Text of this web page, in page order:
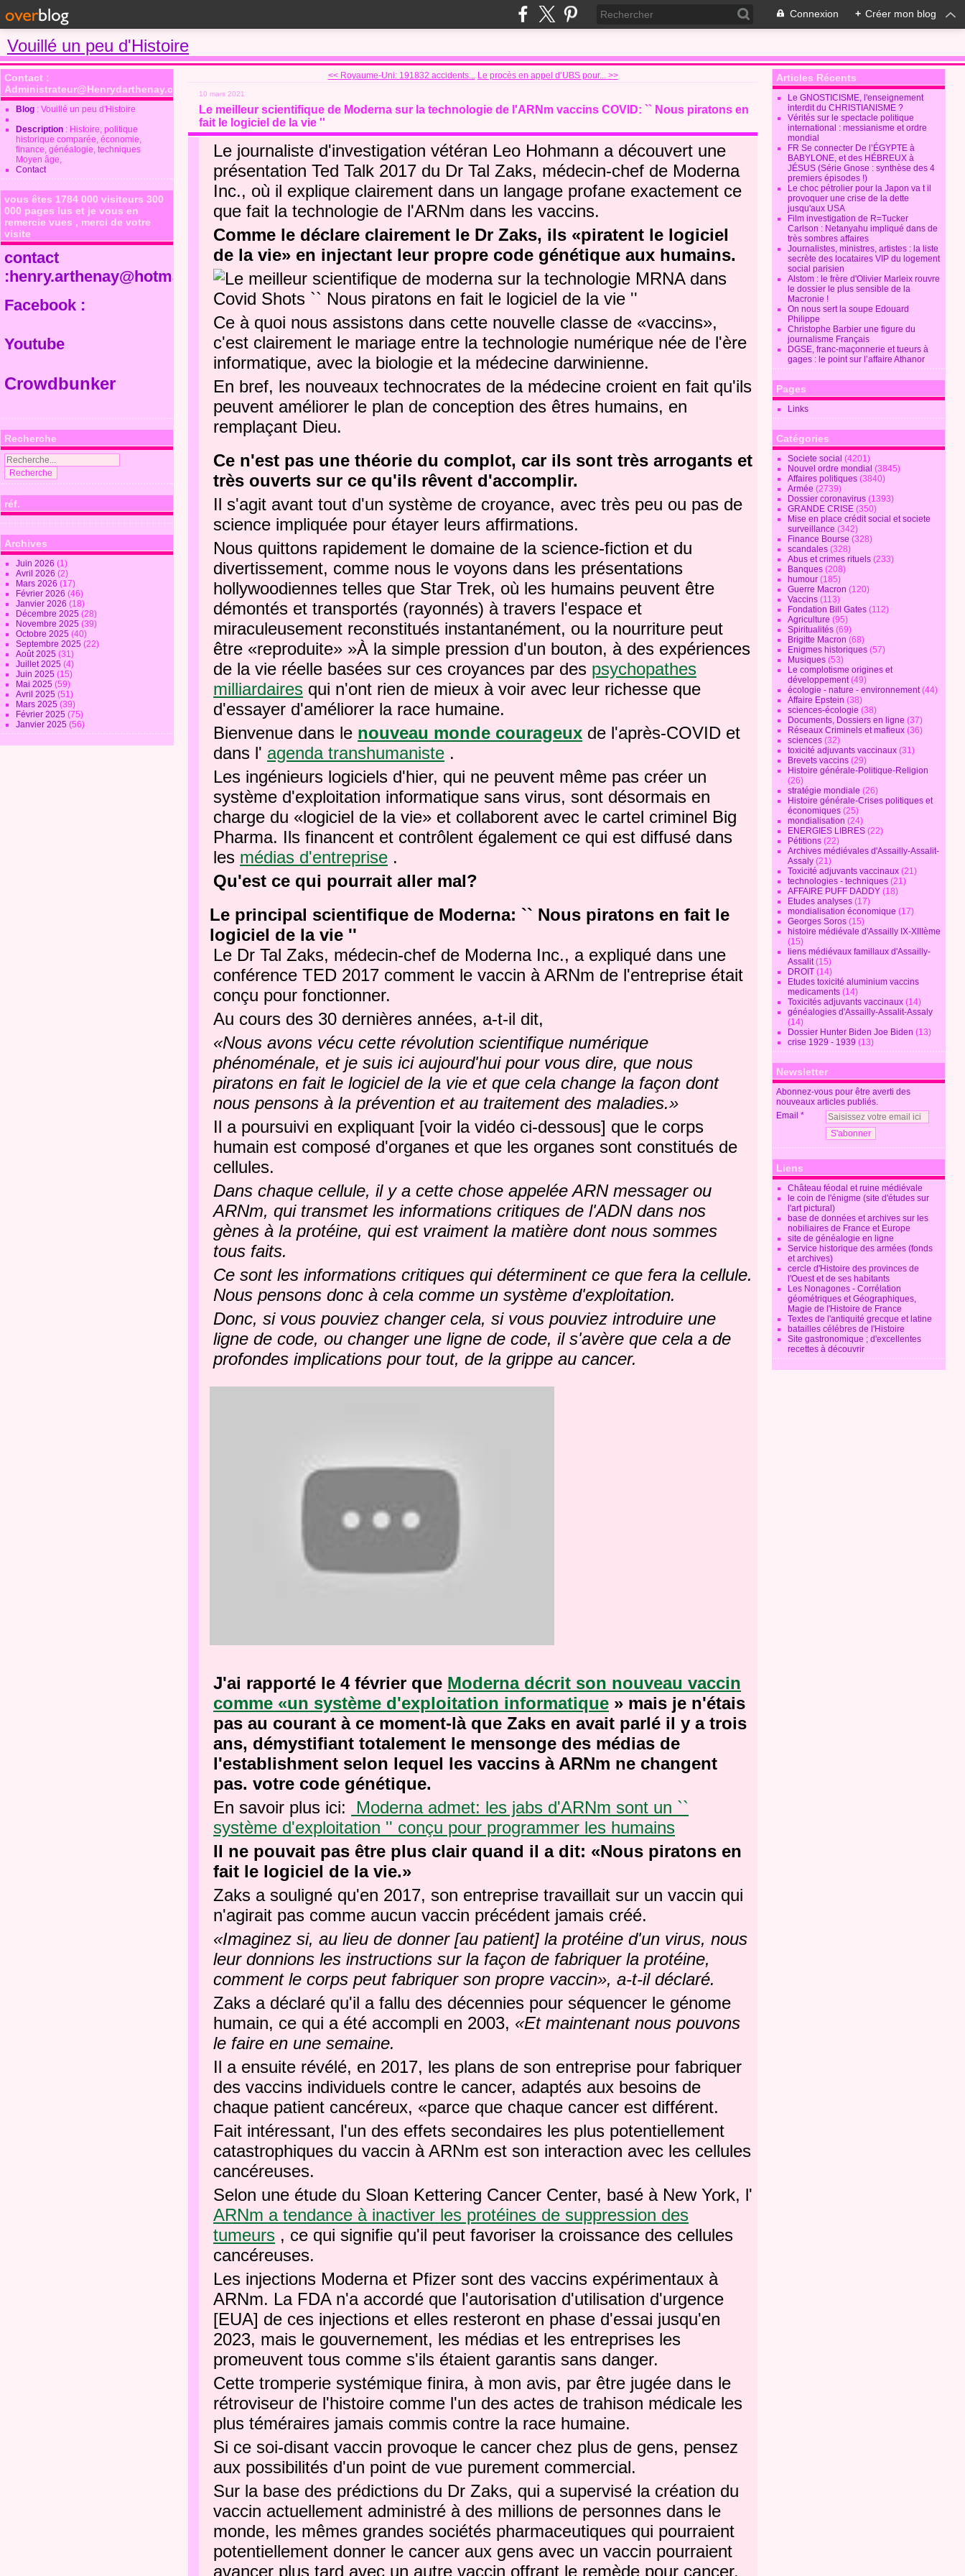
Connexion + Créer mon blog
Vouillé un peu d'Histoire
Contact :
Administrateur@Henrydarthenay.com
Blog : Vouillé un peu d'Histoire
Description : Histoire, politique
historique comparée, économie,
finance, généalogie, techniques
Moyen âge,
Contact
vous êtes 1784 000 visiteurs 300
000 pages lus et je vous en
remercie vues , merci de votre
visite
contact
:henry.arthenay@hotmail.fr
Facebook :
Youtube
Crowdbunker
Recherche
réf.
Archives
Juin 2026(1)
Avril 2026(2)
Mars 2026(17)
Février 2026(46)
Janvier 2026(18)
Décembre 2025(28)
Novembre 2025(39)
Octobre 2025(40)
Septembre 2025(22)
Août 2025(31)
Juillet 2025(4)
Juin 2025(15)
Mai 2025(59)
Avril 2025(51)
Mars 2025(39)
Février 2025(75)
Janvier 2025(56)
<< Royaume-Uni: 191832 accidents... Le procès en appel d’UBS pour... >>
10 mars 2021
Le meilleur scientifique de Moderna sur la technologie de l'ARNm vaccins COVID: `` Nous piratons en
fait le logiciel de la vie ''
Le journaliste d'investigation vétéran Leo Hohmann a découvert une
présentation Ted Talk 2017 du Dr Tal Zaks, médecin-chef de Moderna
Inc., où il explique clairement dans un langage profane exactement ce
que fait la technologie de l'ARNm dans les vaccins.
Comme le déclare clairement le Dr Zaks, ils «piratent le logiciel
de la vie» en injectant leur propre code génétique aux humains.
Ce à quoi nous assistons dans cette nouvelle classe de «vaccins»,
c'est clairement le mariage entre la technologie numérique née de l'ère
informatique, avec la biologie et la médecine darwinienne.
En bref, les nouveaux technocrates de la médecine croient en fait qu'ils
peuvent améliorer le plan de conception des êtres humains, en
remplaçant Dieu.
Ce n'est pas une théorie du complot, car ils sont très arrogants et
très ouverts sur ce qu'ils rêvent d'accomplir.
Il s'agit avant tout d'un système de croyance, avec très peu ou pas de
science impliquée pour étayer leurs affirmations.
Nous quittons rapidement le domaine de la science-fiction et du
divertissement, comme nous le voyons dans les présentations
hollywoodiennes telles que Star Trek, où les humains peuvent être
démontés et transportés (rayonnés) à travers l'espace et
miraculeusement reconstitués instantanément, ou la nourriture peut
être «reproduite» »À la simple pression d'un bouton, à des expériences
de la vie réelle basées sur ces croyances par des psychopathes
milliardaires qui n'ont rien de mieux à voir avec leur richesse que
d'essayer d'améliorer la race humaine.
Bienvenue dans le nouveau monde courageux de l'après-COVID et
dans l' agenda transhumaniste .
Les ingénieurs logiciels d'hier, qui ne peuvent même pas créer un
système d'exploitation informatique sans virus, sont désormais en
charge du «logiciel de la vie» et collaborent avec le cartel criminel Big
Pharma. Ils financent et contrôlent également ce qui est diffusé dans
les médias d'entreprise .
Qu'est ce qui pourrait aller mal?
Le principal scientifique de Moderna: `` Nous piratons en fait le
logiciel de la vie ''
Le Dr Tal Zaks, médecin-chef de Moderna Inc., a expliqué dans une
conférence TED 2017 comment le vaccin à ARNm de l'entreprise était
conçu pour fonctionner.
Au cours des 30 dernières années, a-t-il dit,
«Nous avons vécu cette révolution scientifique numérique
phénoménale, et je suis ici aujourd'hui pour vous dire, que nous
piratons en fait le logiciel de la vie et que cela change la façon dont
nous pensons à la prévention et au traitement des maladies.»
Il a poursuivi en expliquant [voir la vidéo ci-dessous] que le corps
humain est composé d'organes et que les organes sont constitués de
cellules.
Dans chaque cellule, il y a cette chose appelée ARN messager ou
ARNm, qui transmet les informations critiques de l'ADN dans nos
gènes à la protéine, qui est vraiment la matière dont nous sommes
tous faits.
Ce sont les informations critiques qui déterminent ce que fera la cellule.
Nous pensons donc à cela comme un système d'exploitation.
Donc, si vous pouviez changer cela, si vous pouviez introduire une
ligne de code, ou changer une ligne de code, il s'avère que cela a de
profondes implications pour tout, de la grippe au cancer.
J'ai rapporté le 4 février que Moderna décrit son nouveau vaccin
comme «un système d'exploitation informatique » mais je n'étais
pas au courant à ce moment-là que Zaks en avait parlé il y a trois
ans, démystifiant totalement le mensonge des médias de
l'establishment selon lequel les vaccins à ARNm ne changent
pas. votre code génétique.
En savoir plus ici:
Moderna admet: les jabs d'ARNm sont un ``
système d'exploitation '' conçu pour programmer les humains
Il ne pouvait pas être plus clair quand il a dit: «Nous piratons en
fait le logiciel de la vie.»
Zaks a souligné qu'en 2017, son entreprise travaillait sur un vaccin qui
n'agirait pas comme aucun vaccin précédent jamais créé.
«Imaginez si, au lieu de donner [au patient] la protéine d'un virus, nous
leur donnions les instructions sur la façon de fabriquer la protéine,
comment le corps peut fabriquer son propre vaccin», a-t-il déclaré.
Zaks a déclaré qu'il a fallu des décennies pour séquencer le génome
humain, ce qui a été accompli en 2003, «Et maintenant nous pouvons
le faire en une semaine.
Il a ensuite révélé, en 2017, les plans de son entreprise pour fabriquer
des vaccins individuels contre le cancer, adaptés aux besoins de
chaque patient cancéreux, «parce que chaque cancer est différent.
Fait intéressant, l'un des effets secondaires les plus potentiellement
catastrophiques du vaccin à ARNm est son interaction avec les cellules
cancéreuses.
Selon une étude du Sloan Kettering Cancer Center, basé à New York, l'
ARNm a tendance à inactiver les protéines de suppression des
tumeurs , ce qui signifie qu'il peut favoriser la croissance des cellules
cancéreuses.
Les injections Moderna et Pfizer sont des vaccins expérimentaux à
ARNm. La FDA n'a accordé que l'autorisation d'utilisation d'urgence
[EUA] de ces injections et elles resteront en phase d'essai jusqu'en
2023, mais le gouvernement, les médias et les entreprises les
promeuvent tous comme s'ils étaient garantis sans danger.
Cette tromperie systémique finira, à mon avis, par être jugée dans le
rétroviseur de l'histoire comme l'un des actes de trahison médicale les
plus téméraires jamais commis contre la race humaine.
Si ce soi-disant vaccin provoque le cancer chez plus de gens, pensez
aux possibilités d'un point de vue purement commercial.
Sur la base des prédictions du Dr Zaks, qui a supervisé la création du
vaccin actuellement administré à des millions de personnes dans le
monde, les mêmes grandes sociétés pharmaceutiques qui pourraient
potentiellement donner le cancer aux gens avec un vaccin pourraient
avancer plus tard avec un autre vaccin offrant le remède pour cancer.
Articles Récents
Le GNOSTICISME, l'enseignement
interdit du CHRISTIANISME ?
Vérités sur le spectacle politique
international : messianisme et ordre
mondial
FR Se connecter De l’ÉGYPTE à
BABYLONE, et des HÉBREUX à
JÉSUS (Série Gnose : synthèse des 4
premiers épisodes !)
Le choc pétrolier pour la Japon va t il
provoquer une crise de la dette
jusqu'aux USA
Film investigation de R=Tucker
Carlson : Netanyahu impliqué dans de
très sombres affaires
Journalistes, ministres, artistes : la liste
secrète des locataires VIP du logement
social parisien
Alstom : le frère d'Olivier Marleix rouvre
le dossier le plus sensible de la
Macronie !
On nous sert la soupe Edouard
Philippe
Christophe Barbier une figure du
journalisme Français
DGSE, franc-maçonnerie et tueurs à
gages : le point sur l’affaire Athanor
Pages
Links
Catégories
Societe social (4201)
Nouvel ordre mondial (3845)
Affaires politiques (3840)
Armée (2739)
Dossier coronavirus (1393)
GRANDE CRISE (350)
Mise en place crédit social et societe
surveillance (342)
Finance Bourse (328)
scandales (328)
Abus et crimes rituels (233)
Banques (208)
humour (185)
Guerre Macron (120)
Vaccins (113)
Fondation Bill Gates (112)
Agriculture (95)
Spiritualités (69)
Brigitte Macron (68)
Enigmes historiques (57)
Musiques (53)
Le complotisme origines et
développement(49)
écologie - nature - environnement(44)
Affaire Epstein (38)
sciences-écologie (38)
Documents, Dossiers en ligne (37)
Réseaux Criminels et mafieux (36)
sciences (32)
toxicité adjuvants vaccinaux (31)
Brevets vaccins (29)
Histoire générale-Politique-Religion
(26)
stratégie mondiale (26)
Histoire générale-Crises politiques et
économiques (25)
mondialisation (24)
ENERGIES LIBRES (22)
Pétitions (22)
Archives médiévales d'Assailly-Assalit-
Assaly (21)
Toxicité adjuvants vaccinaux (21)
technologies - techniques (21)
AFFAIRE PUFF DADDY (18)
Etudes analyses (17)
mondialisation économique (17)
Georges Soros (15)
histoire médiévale d'Assailly IX-XIIIème
(15)
liens médiévaux famillaux d'Assailly-
Assalit(15)
DROIT (14)
Etudes toxicité aluminium vaccins
medicaments (14)
Toxicités adjuvants vaccinaux (14)
généalogies d'Assailly-Assalit-Assaly
(14)
Dossier Hunter Biden Joe Biden (13)
crise 1929 - 1939 (13)
Newsletter
Abonnez-vous pour être averti des
nouveaux articles publiés.
Email
Liens
Château féodal et ruine médiévale
le coin de l'énigme (site d'études sur
l'art pictural)
base de données et archives sur les
nobiliaires de France et Europe
site de généalogie en ligne
Service historique des armées (fonds
et archives)
cercle d'Histoire des provinces de
l'Ouest et de ses habitants
Les Nonagones - Corrélation
géométriques et Géographiques,
Magie de l'Histoire de France
Textes de l'antiquité grecque et latine
batailles célébres de l'Histoire
Site gastronomique ; d'excellentes
recettes à découvrir